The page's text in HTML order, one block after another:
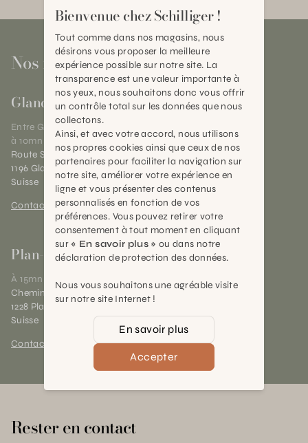
Nos magasins
Gland
Entre Genève et Lausanne,
à 10mn de Nyon
Route Suisse 40
1196 Gland (VD)
Suisse
Contact et horaires
Plan-les-Ouates
À 15mn du centre de Genève
Chemin des Charrotons 25
1228 Plan-les-Ouates (GE)
Suisse
Contact et horaires
Rester en contact
Bienvenue chez Schilliger !
Tout comme dans nos magasins, nous
désirons vous proposer la meilleure
expérience possible sur notre site. La
transparence est une valeur importante à
nos yeux, nous souhaitons donc vous offrir
un contrôle total sur les données que nous
collectons.
Ainsi, et avec votre accord, nous utilisons
nos propres cookies ainsi que ceux de nos
partenaires pour faciliter la navigation sur
notre site, améliorer votre expérience en
ligne et vous présenter des contenus
personnalisés en fonction de vos
préférences. Vous pouvez retirer votre
consentement à tout moment en cliquant
sur « En savoir plus » ou dans notre
déclaration de protection des données.
Nous vous souhaitons une agréable visite
sur notre site Internet !
En savoir plus
Accepter